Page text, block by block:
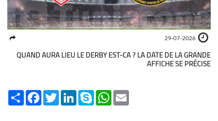
29-07-2026
QUAND AURA LIEU LE DERBY EST-CA ? LA DATE DE LA GRANDE
AFFICHE SE PRÉCISE
Share FacebookTwitterLinkedInSkype WhatsApp